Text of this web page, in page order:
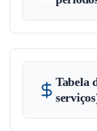
Tabela